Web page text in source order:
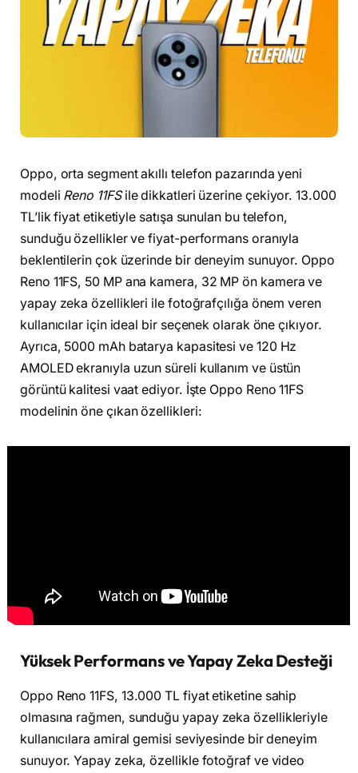
Oppo, orta segment akıllı telefon pazarında yeni
modeli Reno 11FSile dikkatleri üzerine çekiyor. 13.000
TL’lik fiyat etiketiyle satışa sunulan bu telefon,
sunduğu özellikler ve fiyat-performans oranıyla
beklentilerin çok üzerinde bir deneyim sunuyor. Oppo
Reno 11FS, 50 MP ana kamera, 32 MP ön kamera ve
yapay zeka özellikleri ile fotoğrafçılığa önem veren
kullanıcılar için ideal bir seçenek olarak öne çıkıyor.
Ayrıca, 5000 mAh batarya kapasitesi ve 120 Hz
AMOLED ekranıyla uzun süreli kullanım ve üstün
görüntü kalitesi vaat ediyor. İşte Oppo Reno 11FS
modelinin öne çıkan özellikleri:
Yüksek Performans ve Yapay Zeka Desteği
Oppo Reno 11FS, 13.000 TL fiyat etiketine sahip
olmasına rağmen, sunduğu yapay zeka özellikleriyle
kullanıcılara amiral gemisi seviyesinde bir deneyim
sunuyor. Yapay zeka, özellikle fotoğraf ve video